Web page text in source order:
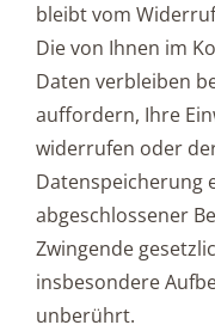
bleibt vom
Die von Ihnen im
Daten verbleiben
auffordern, Ihre
widerrufen oder
Datenspeicherung
abgeschlossener
Zwingende
insbesondere
unberührt.